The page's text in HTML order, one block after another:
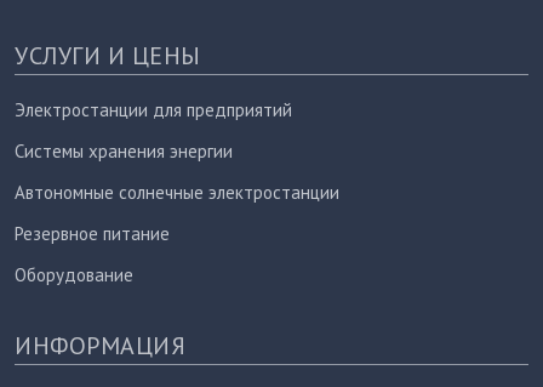
УСЛУГИ И ЦЕНЫ
Электростанции для предприятий
Системы хранения энергии
Автономные солнечные электростанции
Резервное питание
Оборудование
ИНФОРМАЦИЯ